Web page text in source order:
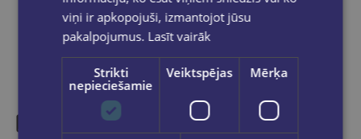
viņi ir apkopojuši, izmantojot jūsu
pakalpojumus. Lasīt vairāk
Strikti
nepieciešamie
Veiktspējas Mērķa